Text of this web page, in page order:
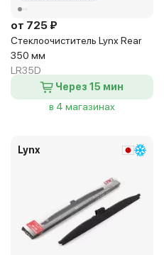
от 725 ₽
Стеклоочиститель Lynx Rear
350 мм
LR35D
Через 15 мин
в 4 магазинах
Lynx